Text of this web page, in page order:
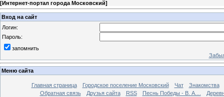
[Интернет-портал города Московский]
Вход на сайт
Логин:
Пароль:
запомнить
Меню сайта
Главная страница Городское поселение Московский Чат
Знакомства
Обратная связь
Друзья сайта RSS Песнь Победы - В. А....